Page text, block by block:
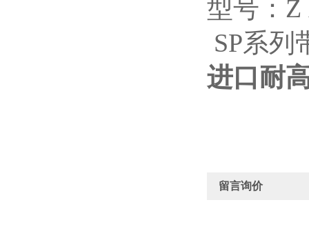
型号： Z
SP系列
进口耐
留言询价